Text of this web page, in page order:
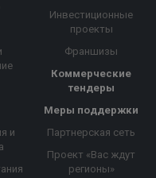
и
Инвестиционные
проекты
Франшизы
Коммерческие
тендеры
Меры поддержки
Партнерская сеть
Проект «Вас ждут
регионы»